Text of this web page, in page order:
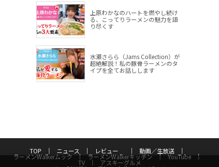
上原わかなのハートを燃やし続け
る、こってりラーメンの魅力を語
り尽くす
水瀬さらら（Jams Collection）が
超絶解説！私の豚骨ラーメンのタ
イプを全てお話しします
TOP ニュース レビュー 動画／生放送
ラーメンWalkerムック ラーメンWalkerキッチン YouTube
TV アスキーグルメ